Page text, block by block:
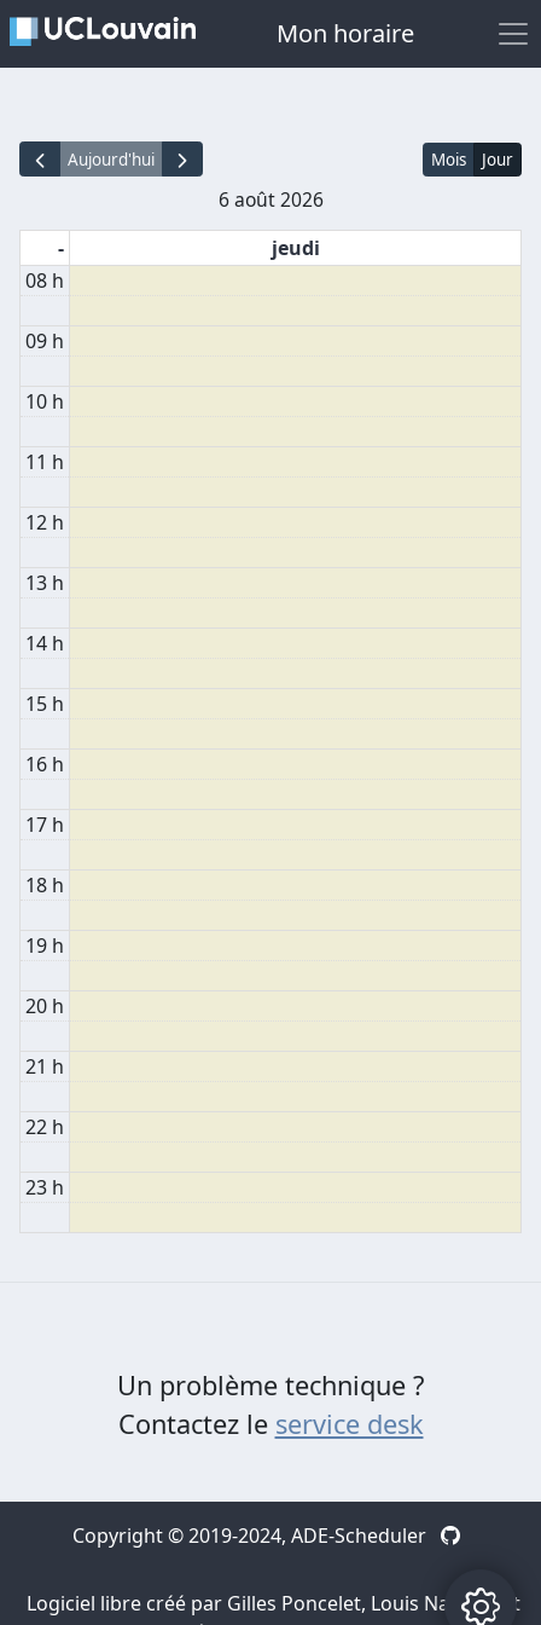
Mon horaire
Aujourd'hui
6 août 2026
Mois Jour
-
jeudi
08 h
09 h
10 h
11 h
12 h
13 h
14 h
15 h
16 h
17 h
18 h
19 h
20 h
21 h
22 h
23 h
Un problème technique ?
Contactez le service desk
Copyright © 2019-2024, ADE-Scheduler
Logiciel libre créé par Gilles Poncelet, Louis Navarre et